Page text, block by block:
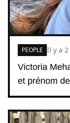
Victoria
et prénom
PEOPLE Il y a 2